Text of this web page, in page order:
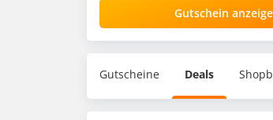
Gutschein
Gutscheine Deals